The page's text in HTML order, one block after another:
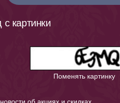
картинки
Поменять картинку